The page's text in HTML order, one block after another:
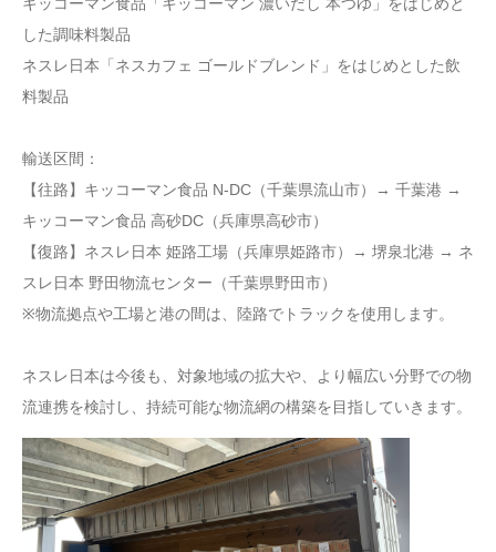
した調味料製品
ネスレ日本「ネスカフェ ゴールドブレンド」をはじめとした飲
料製品
輸送区間：
【往路】キッコーマン食品 N-DC（千葉県流山市）→ 千葉港 →
キッコーマン食品 高砂DC（兵庫県高砂市）
【復路】ネスレ日本 姫路工場（兵庫県姫路市）→ 堺泉北港 → ネ
スレ日本 野田物流センター（千葉県野田市）
※物流拠点や工場と港の間は、陸路でトラックを使用します。
ネスレ日本は今後も、対象地域の拡大や、より幅広い分野での物
流連携を検討し、持続可能な物流網の構築を目指していきます。